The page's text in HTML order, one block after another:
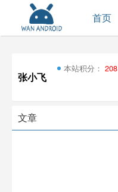
首页
张小飞
本站积分： 208
文章